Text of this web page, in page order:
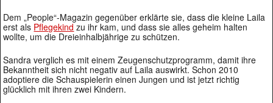
Dem „People“-Magazin gegenüber erklärte sie, dass die kleine Laila
erst als Pflegekindzu ihr kam, und dass sie alles geheim halten
wollte, um die Dreieinhalbjährige zu schützen.
Sandra verglich es mit einem Zeugenschutzprogramm, damit ihre
Bekanntheit sich nicht negativ auf Laila auswirkt. Schon 2010
adoptiere die Schauspielerin einen Jungen und ist jetzt richtig
glücklich mit ihren zwei Kindern.